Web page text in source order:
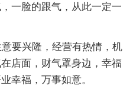
一脸的跟气，从此一定一
要兴隆，经营有热情，机
店面，财气罩身边，幸福
幸福，万事如意。